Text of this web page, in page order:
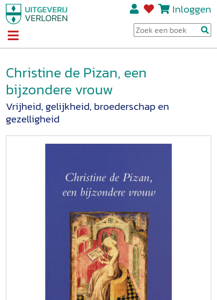
Inloggen
Christine de Pizan, een
bijzondere vrouw
Vrijheid, gelijkheid, broederschap en
gezelligheid